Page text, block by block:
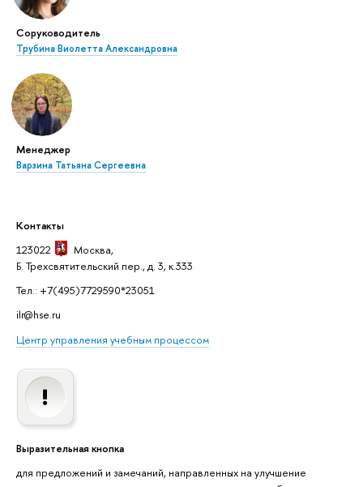
Соруководитель
Трубина Виолетта Александровна
Менеджер
Варзина Татьяна Сергеевна
Контакты
123022
Москва,
Б. Трехсвятительский пер., д. 3, к.333
Тел.: +7(495)7729590*23051
ilr@hse.ru
Центр управления учебным процессом
Выразительная кнопка
для предложений и замечаний, направленных на улучшение